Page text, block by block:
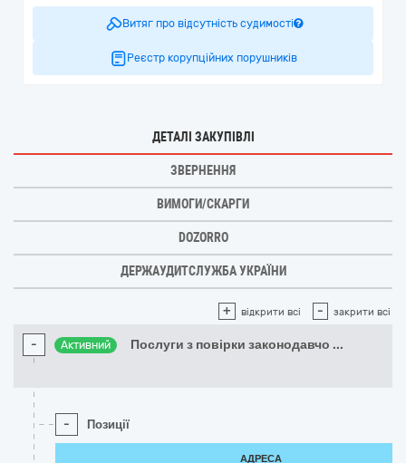
Витяг про відсутність судимості
Реєстр корупційних порушників
ДЕТАЛІ ЗАКУПІВЛІ
ЗВЕРНЕННЯ
ВИМОГИ/СКАРГИ
DOZORRO
ДЕРЖАУДИТСЛУЖБА УКРАЇНИ
+ відкрити всі - закрити всі
- Активний Послуги з повірки законодавчо ...
- Позиції
АДРЕСА